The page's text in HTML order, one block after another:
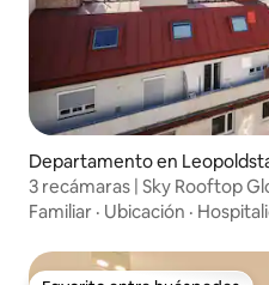
Departamento en
3 recámaras | Sky Rooftop
Familiar · Ubicación ·